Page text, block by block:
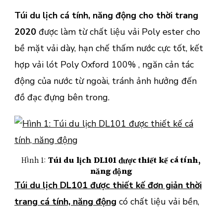
Túi du lịch cá tính, năng động cho thời trang
2020 được làm từ chất liệu vải Poly ester cho
bề mặt vải dày, hạn chế thấm nước cực tốt, kết
hợp vải lót Poly Oxford 100% , ngăn cản tác
động của nước từ ngoài, tránh ảnh hưởng đến
đồ đạc đựng bên trong.
Hình 1: Túi du lịch DL101 được thiết kế cá tính,
năng động
Túi du lịch DL101 được thiết kế đơn giản thời
trang cá tính, năng động có chất liệu vải bền,